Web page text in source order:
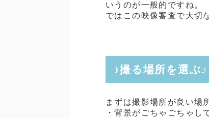
いうのが一般的ですね。
ではこの映像審査で大切
♪撮る場所を選ぶ♪
まずは撮影場所が良い場
・背景がごちゃごちゃし